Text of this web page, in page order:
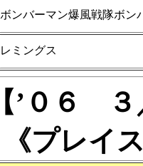
ボンバーマン爆風戦隊ボン
レミングス
【’０６
《プレイ